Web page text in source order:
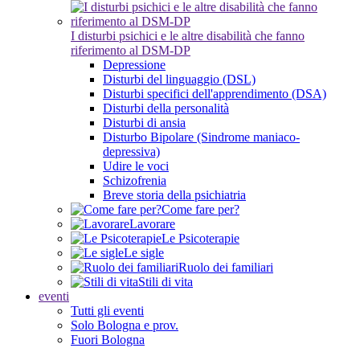
I disturbi psichici e le altre disabilità che fanno
riferimento al DSM-DP
Depressione
Disturbi del linguaggio (DSL)
Disturbi specifici dell'apprendimento (DSA)
Disturbi della personalità
Disturbi di ansia
Disturbo Bipolare (Sindrome maniaco-
depressiva)
Udire le voci
Schizofrenia
Breve storia della psichiatria
Come fare per?
Lavorare
Le Psicoterapie
Le sigle
Ruolo dei familiari
Stili di vita
eventi
Tutti gli eventi
Solo Bologna e prov.
Fuori Bologna